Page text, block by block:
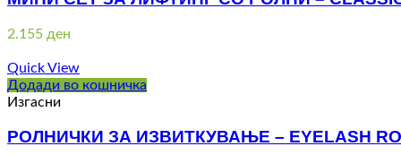
2.155 ден
Quick View
Додади во кошничка
Изгасни
РОЛНИЧКИ ЗА ИЗВИТКУВАЊЕ – EYELASH